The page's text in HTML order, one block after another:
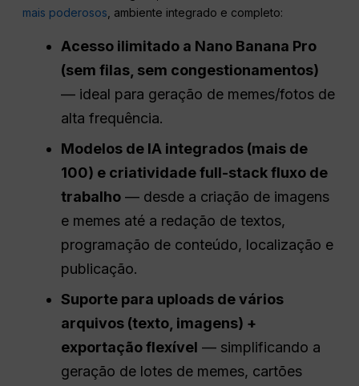
mais poderosos, ambiente integrado e completo:
Acesso ilimitado a Nano Banana Pro
(sem filas, sem congestionamentos)
— ideal para geração de memes/fotos de
alta frequência.
Modelos de IA integrados (mais de
100) e criatividade full-stackfluxo de
trabalho — desde a criação de imagens
e memes até a redação de textos,
programação de conteúdo, localização e
publicação.
Suporte para uploads de vários
arquivos (texto, imagens) +
exportação flexível — simplificando a
geração de lotes de memes, cartões